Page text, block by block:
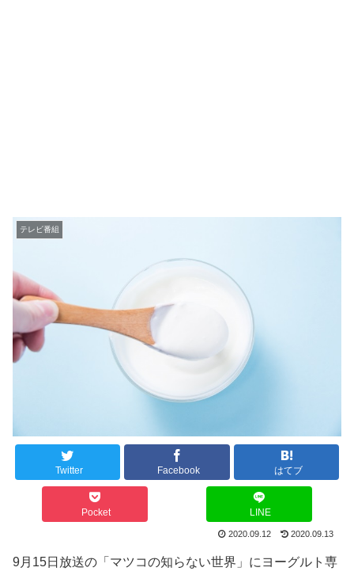
テレビ番組
Twitter Facebook はてブ
Pocket LINE
2020.09.12 2020.09.13
9月15日放送の「マツコの知らない世界」にヨーグルト専